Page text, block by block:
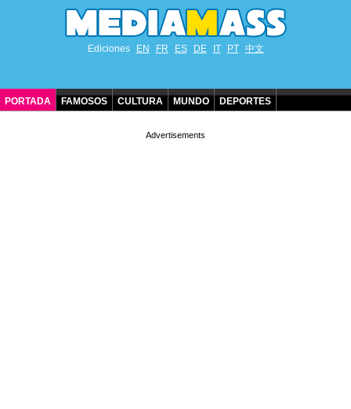
Ediciones EN FR ES DE IT PT 中文
PORTADA FAMOSOS CULTURA MUNDO DEPORTES